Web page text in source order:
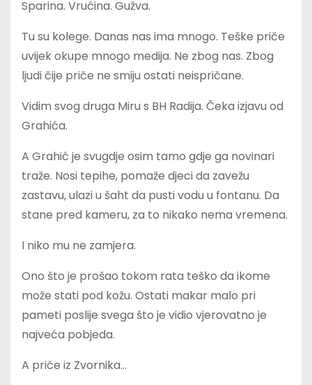
Sparina. Vrućina. Gužva.
Tu su kolege. Danas nas ima mnogo. Teške priče
uvijek okupe mnogo medija. Ne zbog nas. Zbog
ljudi čije priče ne smiju ostati neispričane.
Vidim svog druga Miru s BH Radija. Čeka izjavu od
Grahića.
A Grahić je svugdje osim tamo gdje ga novinari
traže. Nosi tepihe, pomaže djeci da zavežu
zastavu, ulazi u šaht da pusti vodu u fontanu. Da
stane pred kameru, za to nikako nema vremena.
I niko mu ne zamjera.
Ono što je prošao tokom rata teško da ikome
može stati pod kožu. Ostati makar malo pri
pameti poslije svega što je vidio vjerovatno je
najveća pobjeda.
A priče iz Zvornika…